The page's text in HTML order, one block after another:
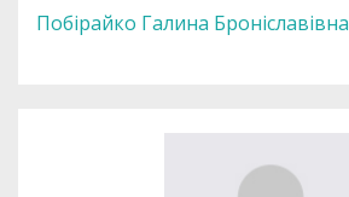
Побірайко Галина Броніславівна